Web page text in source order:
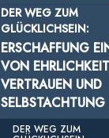
DER WEG ZUM
GLÜCKLICHSEIN:
ERSCHAFFUNG
VON
VERTRAUEN UND
SELBSTACHTUNG
DER WEG ZUM